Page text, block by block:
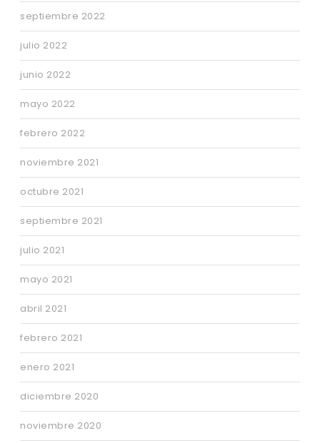
septiembre 2022
julio 2022
junio 2022
mayo 2022
febrero 2022
noviembre 2021
octubre 2021
septiembre 2021
julio 2021
mayo 2021
abril 2021
febrero 2021
enero 2021
diciembre 2020
noviembre 2020